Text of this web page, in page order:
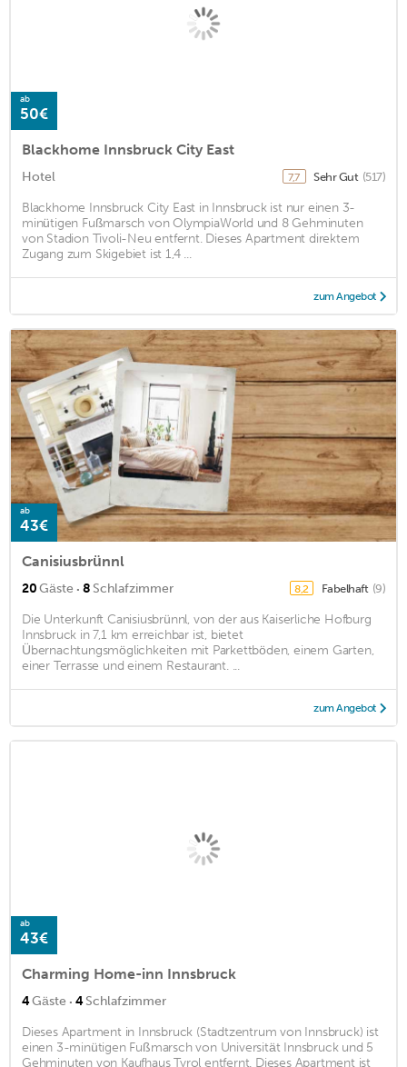
ab
50€
Blackhome Innsbruck City East
Hotel 7,7 Sehr Gut (517)
Blackhome Innsbruck City East in Innsbruck ist nur einen 3-
minütigen Fußmarsch von OlympiaWorld und 8 Gehminuten
von Stadion Tivoli-Neu entfernt. Dieses Apartment direktem
Zugang zum Skigebiet ist 1,4 ...
zum Angebot
ab
43€
Canisiusbrünnl
20Gäste · 8 Schlafzimmer 8,2 Fabelhaft (9)
Die Unterkunft Canisiusbrünnl, von der aus Kaiserliche Hofburg
Innsbruck in 7,1 km erreichbar ist, bietet
Übernachtungsmöglichkeiten mit Parkettböden, einem Garten,
einer Terrasse und einem Restaurant. ...
zum Angebot
ab
43€
Charming Home-inn Innsbruck
4Gäste · 4Schlafzimmer
Dieses Apartment in Innsbruck (Stadtzentrum von Innsbruck) ist
einen 3-minütigen Fußmarsch von Universität Innsbruck und 5
Gehminuten von Kaufhaus Tyrol entfernt. Dieses Apartment ist